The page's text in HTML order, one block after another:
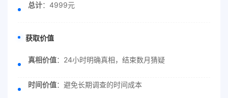
总计：4999元
获取价值
真相价值：24小时明确真相，结束数月猜疑
时间价值：避免长期调查的时间成本